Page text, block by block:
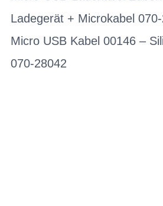
Ladegerät + Microkabel
Micro USB Kabel 00146 –
070-28042